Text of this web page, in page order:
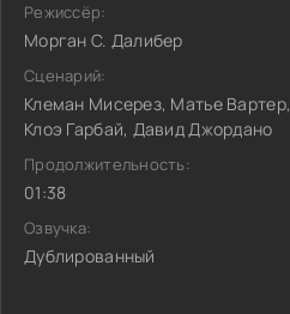
Режиссёр:
Морган С. Далибер
Сценарий:
Клеман Мисерез, Матье Вартер,
Клоэ Гарбай, Давид Джордано
Продолжительность:
01:38
Озвучка:
Дублированный